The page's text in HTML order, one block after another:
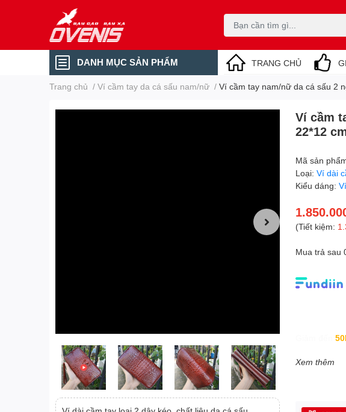
DANH MỤC SẢN PHẨM TRANG CHỦ
Trang chủ / Ví cầm tay da cá sấu nam/nữ / Ví cầm tay nam/nữ da cá sấu 2
Ví cầm
22*12
Mã sản
Loại:Ví dài
Kiểu dáng:
(Tiết kiệm:
Mua trả sau
Xem thêm